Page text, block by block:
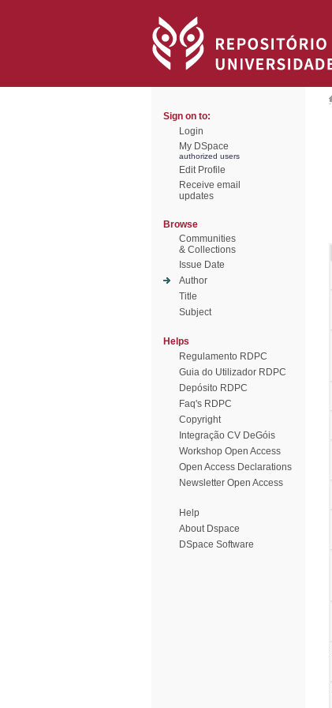
Sign on to:
Login
My DSpace
authorized users
Edit Profile
Receive email
updates
Browse
Communities
& Collections
Issue Date
Author
Title
Subject
Helps
Regulamento RDPC
Guia do Utilizador RDPC
Depósito RDPC
Faq's RDPC
Copyright
Integração CV DeGóis
Workshop Open Access
Open Access Declarations
Newsletter Open Access
Help
About Dspace
DSpace Software